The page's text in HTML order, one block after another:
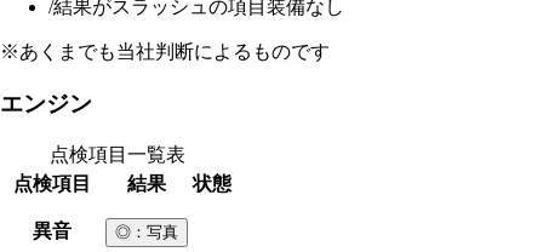
/結果がスラッシュの項目 装備なし
※あくまでも当社判断によるものです
エンジン
点検項目一覧表
点検項目
結果 状態
異音 ◎ ：写真